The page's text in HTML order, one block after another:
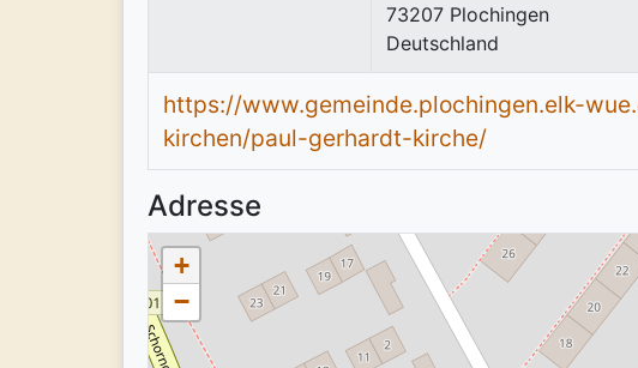
73207 Plochingen
Deutschland
https://www.gemeinde.plochingen.elk-
kirchen/paul-gerhardt-kirche/
Adresse
+
−